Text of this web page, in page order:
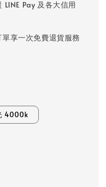
Pay 及各大信用
享一次免費退貨服務
4000k